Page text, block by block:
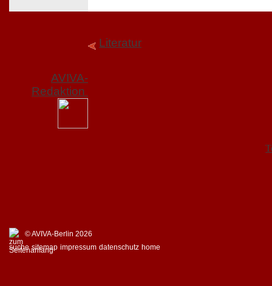
Literatur
AVIVA-
Redaktion
© AVIVA-Berlin 2026
suche sitemap impressum datenschutz home